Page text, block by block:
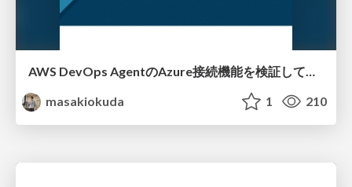
AWS DevOps AgentのAzure接続機能を検証して見えた活用法／Use Cases Verified for the AWS DevOps Agent's Azure Connectivity Feature
masakiokuda
1 210